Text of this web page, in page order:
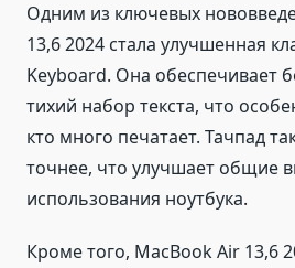
Одним из ключевых
13,6 2024 стала улучшенная
Keyboard. Она обеспечивает
тихий набор текста, что
кто много печатает. Тачпад
точнее, что улучшает общие
использования ноутбука.
Кроме того, MacBook Air 13,6